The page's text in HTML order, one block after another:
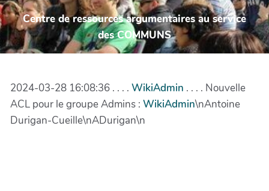
Centre de ressources argumentaires au service
des COMMUNS
2024-03-28 16:08:36 . . . . WikiAdmin . . . . Nouvelle
ACL pour le groupe Admins : WikiAdmin\nAntoine
Durigan-Cueille\nADurigan\n